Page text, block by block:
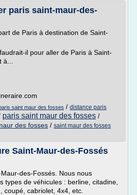
paris saint-maur-des-
de Paris à destination de Saint-
il pour aller de Paris à Saint-
saint maur des fosses / distance paris
paris saint maur des fosses /
des fosses / saint maur des fosses
Saint-Maur-des-Fossés
des-Fossés. Nous nous
types de véhicules : berline, citadine,
coupé, cabriolet, 4x4, etc.